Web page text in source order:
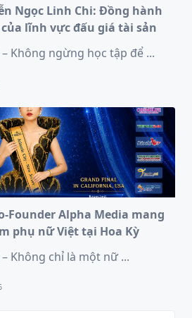
Ngọc Linh Chi: Đồng hành
lĩnh vực đấu giá tài sản
– Không ngừng học tập để ...
Founder Alpha Media mang
phụ nữ Việt tại Hoa Kỳ
– Không chỉ là một nữ ...